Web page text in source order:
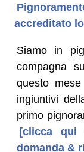
accreditato
Siamo in
compagna
questo
ingiuntivi
primo
[clicca
domanda &